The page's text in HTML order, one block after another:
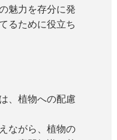
魅力を存分に発
るために役立ち
、植物への配慮
ながら、植物の